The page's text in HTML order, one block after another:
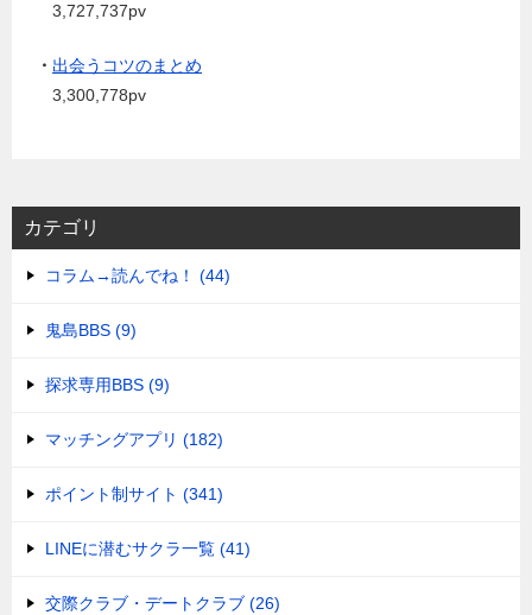
3,727,737pv
・ 出会うコツのまとめ
3,300,778pv
カテゴリ
コラム→読んでね！ (44)
鬼島BBS (9)
探求専用BBS (9)
マッチングアプリ (182)
ポイント制サイト (341)
LINEに潜むサクラ一覧 (41)
交際クラブ・デートクラブ (26)